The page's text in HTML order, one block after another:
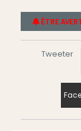
ÊTRE
Tweeter